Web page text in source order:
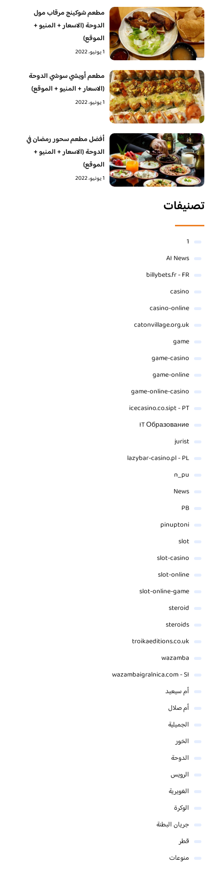
مطعم شوكينج مرقاب مول
الدوحة (الاسعار + المنيو +
الموقع)
1 يونيو، 2022
مطعم أويشي سوشي الدوحة
(الاسعار + المنيو + الموقع)
1 يونيو، 2022
أفضل مطعم سحور رمضان في
الدوحة (الاسعار + المنيو +
الموقع)
1 يونيو، 2022
تصنيفات
1
AI News
billybets.fr - FR
casino
casino-online
catonvillage.org.uk
game
game-casino
game-online
game-online-casino
icecasino.co.sipt - PT
IT Образование
jurist
lazybar-casino.pl - PL
n_pu
News
PB
pinuptoni
slot
slot-casino
slot-online
slot-online-game
steroid
steroids
troikaeditions.co.uk
wazamba
wazambaigralnica.com - SI
أم سيعيد
أم صلال
الجميلية
الخور
الدوحة
الرويس
الغويرية
الوكرة
جريان البطنة
قطر
منوعات